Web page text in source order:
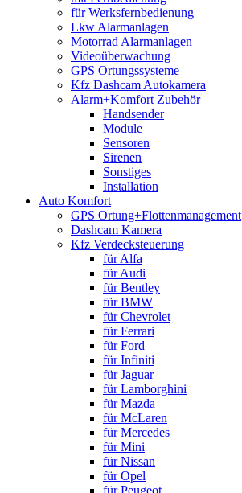
für Werksfernbedienung
Lkw Alarmanlagen
Motorrad Alarmanlagen
Videoüberwachung
GPS Ortungssysteme
Kfz Dashcam Autokamera
Alarm+Komfort Zubehör
Handsender
Module
Sensoren
Sirenen
Sonstiges
Installation
Auto Komfort
GPS Ortung+Flottenmanagement
Dashcam Kamera
Kfz Verdecksteuerung
für Alfa
für Audi
für Bentley
für BMW
für Chevrolet
für Ferrari
für Ford
für Infiniti
für Jaguar
für Lamborghini
für Mazda
für McLaren
für Mercedes
für Mini
für Nissan
für Opel
für Peugeot